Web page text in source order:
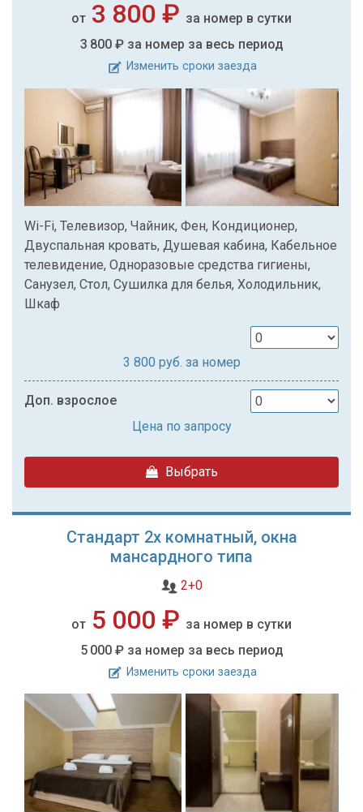
от 3 800 ₽ за номер в сутки
3 800 ₽ за номер за весь период
Изменить сроки заезда
Wi-Fi, Телевизор, Чайник, Фен, Кондиционер,
Двуспальная кровать, Душевая кабина, Кабельное
телевидение, Одноразовые средства гигиены,
Санузел, Стол, Сушилка для белья, Холодильник,
Шкаф
3 800 руб. за номер
Доп. взрослое
Цена по запросу
Выбрать
Стандарт 2х комнатный, окна
мансардного типа
2+0
от 5 000 ₽ за номер в сутки
5 000 ₽ за номер за весь период
Изменить сроки заезда